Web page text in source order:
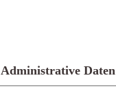
Administrative Daten